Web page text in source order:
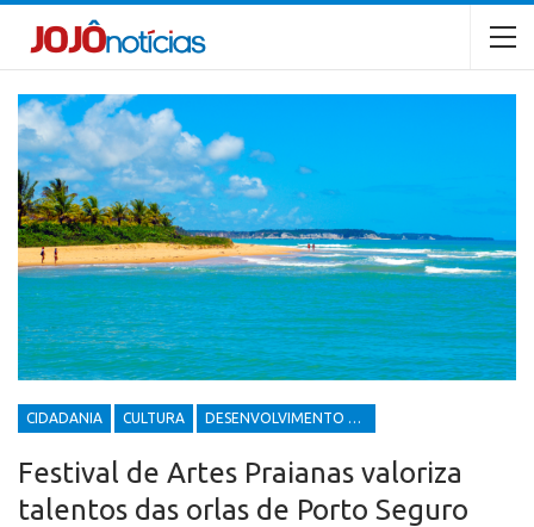
CIDADANIA CULTURA DESENVOLVIMENTO ECONÔMICO E SOCIAL
Festival de Artes Praianas valoriza
talentos das orlas de Porto Seguro